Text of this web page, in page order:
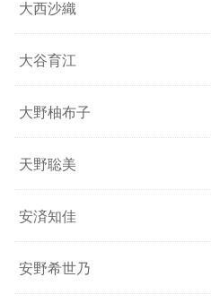
大西沙織
大谷育江
大野柚布子
天野聡美
安済知佳
安野希世乃